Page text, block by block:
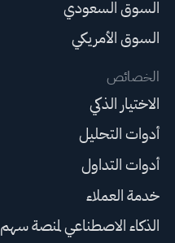
السوق السعودي
السوق الأمريكي
الخصائص
الاختيار الذكي
أدوات التحليل
أدوات التداول
خدمة العملاء
الذكاء الاصطناعي لمنصة سهم